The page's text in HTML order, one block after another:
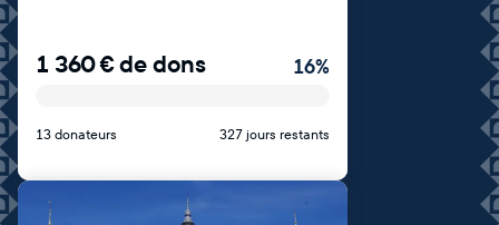
1 360€de dons 16%
13 donateurs 327 jours restants